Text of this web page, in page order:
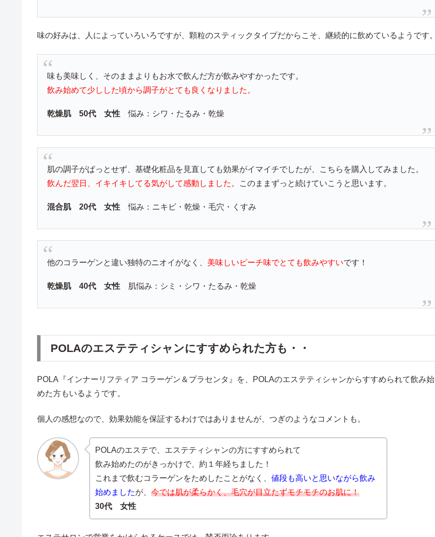
味の好みは、人によっていろいろですが、顆粒のスティックタイプだからこそ、継続的に飲めているようです。
味も美味しく、そのままよりもお水で飲んだ方が飲みやすかったです。
飲み始めて少しした頃から調子がとても良くなりました。
乾燥肌 50代 女性 悩み：シワ・たるみ・乾燥
肌の調子がぱっとせず、基礎化粧品を見直しても効果がイマイチでしたが、こちらを購入してみました。
飲んだ翌日、イキイキしてる気がして感動しました。
このままずっと続けていこうと思います。
混合肌 20代 女性 悩み：ニキビ・乾燥・毛穴・くすみ
他のコラーゲンと違い独特のニオイがなく、 美味しいピーチ味でとても飲みやすいです！
乾燥肌 40代 女性 肌悩み：シミ・シワ・たるみ・乾燥
POLAのエステティシャンにすすめられた方も・・
POLA『インナーリフティア コラーゲン＆プラセンタ』を、POLAのエステティシャンからすすめられて飲み始
めた方もいるようです。
個人の感想なので、効果効能を保証するわけではありませんが、つぎのようなコメントも。
POLAのエステで、エステティシャンの方にすすめられて
飲み始めたのがきっかけで、約１年経ちました！
これまで飲むコラーゲンをためしたことがなく、 値段も高いと思いながら飲み
始めましたが、 今では肌が柔らかく、毛穴が目立たずモチモチのお肌に！
30代 女性